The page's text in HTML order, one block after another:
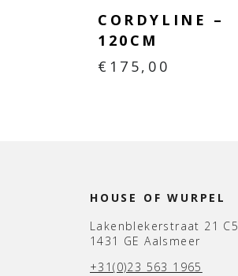
CORDYLINE –
120CM
€ 175,00
HOUSE OF WURPEL
Lakenblekerstraat 21 C5
1431 GE Aalsmeer
+31(0)23 563 1965